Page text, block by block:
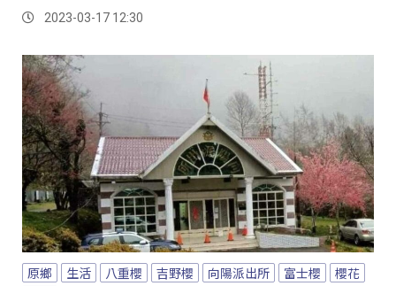
2023-03-17 12:30
原鄉 生活 八重櫻 吉野櫻 向陽派出所 富士櫻
櫻花